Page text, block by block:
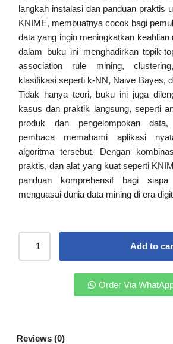
langkah instalasi dan panduan praktis
KNIME, membuatnya cocok bagi
data yang ingin meningkatkan
dalam buku ini menghadirkan topik-
association rule mining,
klasifikasi seperti k-NN, Naive Bayes,
Tidak hanya teori, buku ini juga
kasus dan praktik langsung, seperti
produk dan pengelompokan
pembaca memahami aplikasi
algoritma tersebut. Dengan
praktis, dan alat yang kuat seperti
panduan komprehensif bagi
menguasai dunia data mining di era
Add to
Order Via
Reviews (0)